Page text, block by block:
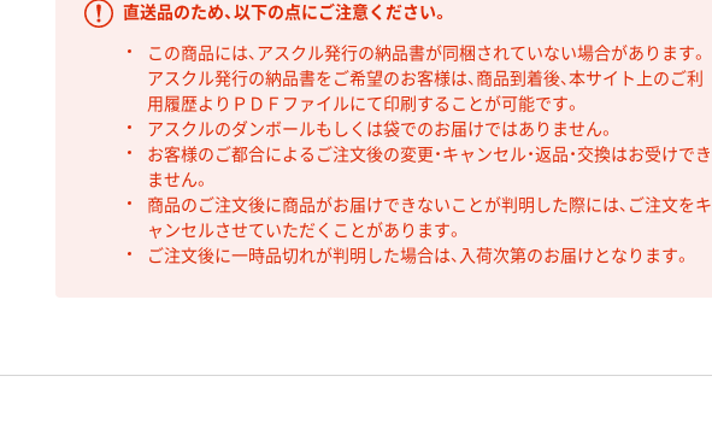
直送品のため、以下の点にご注意ください。
この商品には、アスクル発行の納品書が同梱されていない場合があります。
アスクル発行の納品書をご希望のお客様は、商品到着後、本サイト上のご利
用履歴よりＰＤＦファイルにて印刷することが可能です。
アスクルのダンボールもしくは袋でのお届けではありません。
お客様のご都合によるご注文後の変更・キャンセル・返品・交換はお受けでき
ません。
商品のご注文後に商品がお届けできないことが判明した際には、ご注文をキ
ャンセルさせていただくことがあります。
ご注文後に一時品切れが判明した場合は、入荷次第のお届けとなります。